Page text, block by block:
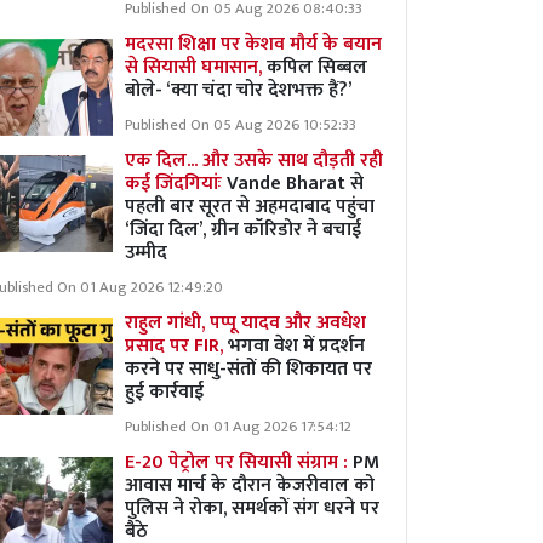
Published On 05 Aug 2026 08:40:33
मदरसा शिक्षा पर केशव मौर्य के बयान
से सियासी घमासान,कपिल सिब्बल
बोले- ‘क्या चंदा चोर देशभक्त हैं?’
Published On 05 Aug 2026 10:52:33
एक दिल... और उसके साथ दौड़ती रही
कई जिंदगियांःVande Bharat से
पहली बार सूरत से अहमदाबाद पहुंचा
‘जिंदा दिल’, ग्रीन कॉरिडोर ने बचाई
उम्मीद
On 01 Aug 2026 12:49:20
राहुल गांधी, पप्पू यादव और अवधेश
प्रसाद पर FIR,भगवा वेश में प्रदर्शन
करने पर साधु-संतों की शिकायत पर
हुई कार्रवाई
Published On 01 Aug 2026 17:54:12
E-20 पेट्रोल पर सियासी संग्राम : PM
आवास मार्च के दौरान केजरीवाल को
पुलिस ने रोका, समर्थकों संग धरने पर
बैठे